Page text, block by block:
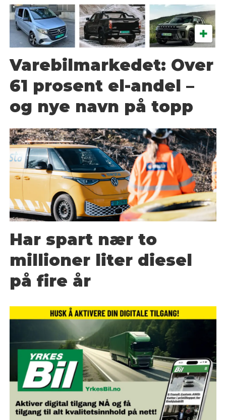
Varebilmarkedet: Over
61 prosent el-andel –
og nye navn på topp
Har spart nær to
millioner liter diesel
på fire år